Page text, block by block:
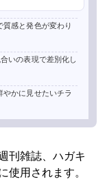
質感と発色が変わり
いの表現で差別化し
やかに見せたいチラ
刊雑誌、ハガキ
使用されます。